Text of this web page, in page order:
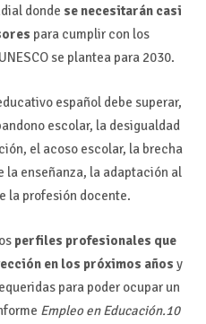
donde se necesitarán casi
para cumplir con los
se plantea para 2030.
español debe superar,
escolar, la desigualdad
el acoso escolar, la brecha
la enseñanza, la adaptación al
la profesión docente.
perfiles profesionales que
en los próximos años y
para poder ocupar un
Empleo en Educación.10